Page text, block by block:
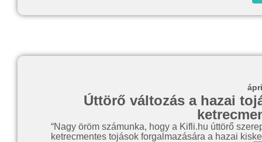
Úttörő változás a hazai
“Nagy öröm számunka, hogy a Kifli.hu úttörő
ketrecmentes tojások forgalmazására a hazai